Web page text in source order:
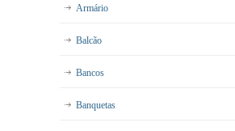
Armário
Balcão
Bancos
Banquetas